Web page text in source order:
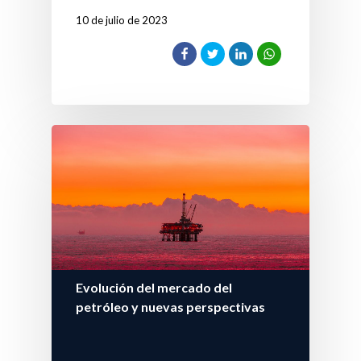
10 de julio de 2023
Evolución del mercado del
petróleo y nuevas perspectivas